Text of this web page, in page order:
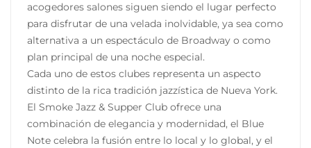
acogedores salones siguen siendo el lugar perfecto
para disfrutar de una velada inolvidable, ya sea como
alternativa a un espectáculo de Broadway o como
plan principal de una noche especial.
Cada uno de estos clubes representa un aspecto
distinto de la rica tradición jazzística de Nueva York.
El Smoke Jazz & Supper Club ofrece una
combinación de elegancia y modernidad, el Blue
Note celebra la fusión entre lo local y lo global, y el